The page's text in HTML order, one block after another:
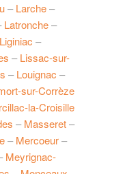
–Larche–
Latronche–
Liginiac –
–Lissac-sur-
–Louignac –
sur-Corrèze
la-Croisille
–Masseret–
–Mercoeur–
Meyrignac-